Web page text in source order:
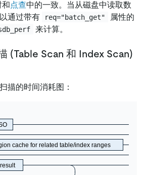
点查中的一致。当从磁盘中读取数
通过带有
req="batch_get" 属性的
来计算。
(Table Scan 和 Index Scan)
描的时间消耗图：
cache for related table/index ranges